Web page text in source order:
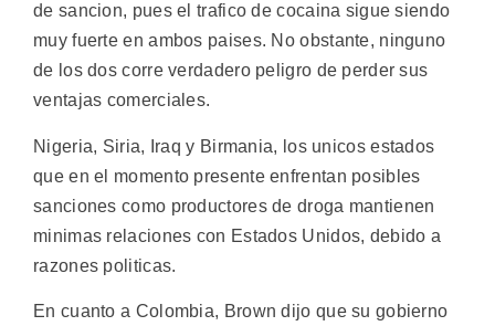
de sancion, pues el trafico de cocaina sigue siendo
muy fuerte en ambos paises. No obstante, ninguno
de los dos corre verdadero peligro de perder sus
ventajas comerciales.
Nigeria, Siria, Iraq y Birmania, los unicos estados
que en el momento presente enfrentan posibles
sanciones como productores de droga mantienen
minimas relaciones con Estados Unidos, debido a
razones politicas.
En cuanto a Colombia, Brown dijo que su gobierno